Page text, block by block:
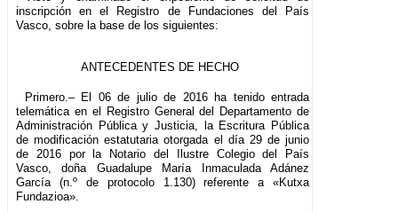
inscripción en el Registro de Fundaciones del País
Vasco, sobre la base de los siguientes:
ANTECEDENTES DE HECHO
Primero.– El 06 de julio de 2016 ha tenido entrada
telemática en el Registro General del Departamento de
Administración Pública y Justicia, la Escritura Pública
de modificación estatutaria otorgada el día 29 de junio
de 2016 por la Notario del Ilustre Colegio del País
Vasco, doña Guadalupe María Inmaculada Adánez
García (n.º de protocolo 1.130) referente a «Kutxa
Fundazioa».